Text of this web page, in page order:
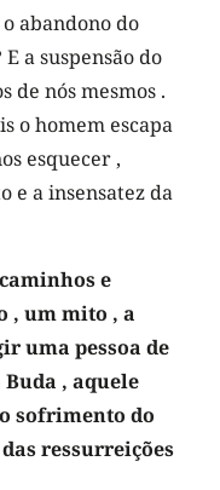
abandono do
a suspensão do
de nós mesmos .
o homem escapa
esquecer ,
e a insensatez da
e
, um mito , a
uma pessoa de
, aquele
sofrimento do
ressurreições